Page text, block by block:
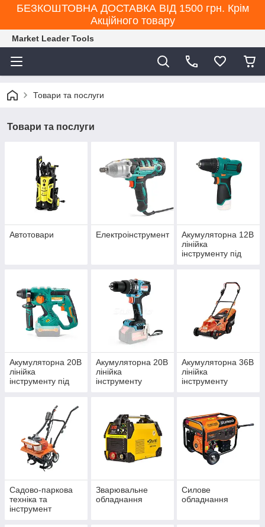
БЕЗКОШТОВНА ДОСТАВКА ВІД 1500 грн. Крім
Акційного товару
Market Leader Tools
Товари та послуги
Товари та послуги
Автотовари Електроінструмент
Акумуляторна 12В
лінійка
інструменту під
Акумуляторна 20В
лінійка
інструменту під
Акумуляторна 20В
лінійка
інструменту
Акумуляторна 36В
лінійка
інструменту
Садово-паркова
техніка та
інструмент
Зварювальне
обладнання
Силове
обладнання